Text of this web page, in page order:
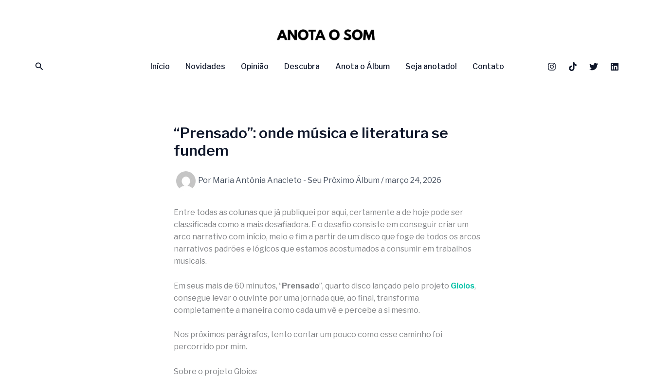
Pesquisar Início Novidades Opinião Descubra Anota o Álbum Seja anotado! Contato
“Prensado”: onde música e literatura se
fundem
Por Maria Antônia Anacleto - Seu Próximo Álbum /março 24, 2026
Entre todas as colunas que já publiquei por aqui, certamente a de hoje pode ser
classificada como a mais desafiadora. E o desafio consiste em conseguir criar um
arco narrativo com início, meio e fim a partir de um disco que foge de todos os arcos
narrativos padrões e lógicos que estamos acostumados a consumir em trabalhos
musicais.
Em seus mais de 60 minutos, “Prensado”, quarto disco lançado pelo projeto Gloios,
consegue levar o ouvinte por uma jornada que, ao final, transforma
completamente a maneira como cada um vê e percebe a si mesmo.
Nos próximos parágrafos, tento contar um pouco como esse caminho foi
percorrido por mim.
Sobre o projeto Gloios